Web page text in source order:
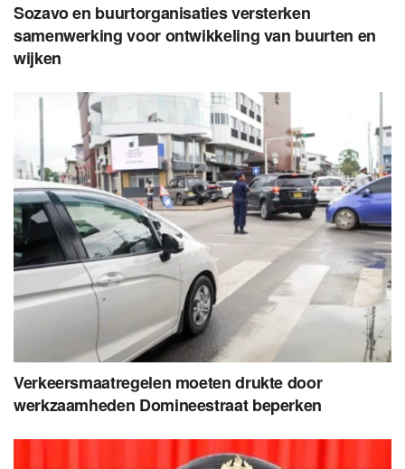
Sozavo en buurtorganisaties versterken
samenwerking voor ontwikkeling van buurten en
wijken
Verkeersmaatregelen moeten drukte door
werkzaamheden Domineestraat beperken